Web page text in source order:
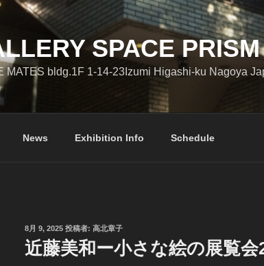
SPACE PRISM
MATES bldg.1F 1-14-23Izumi Higashi-ku Nagoya
News Exhibition Info Schedule
投
稿
日:
8月 9, 2025 投稿者: 高北章子
近藤美和ー小さな絵の展覧会